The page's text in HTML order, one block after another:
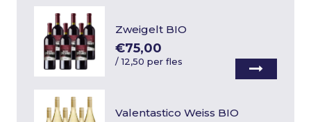
Zweigelt BIO
€75,00
/12,50 per fles
Valentastico Weiss BIO